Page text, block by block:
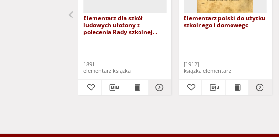
Elementarz dla szkół
ludowych ułożony z
polecenia Rady szkolnej
1891
elementarz książka
Elementarz polski do użytku
szkolnego i domowego
[1912]
książka elementarz